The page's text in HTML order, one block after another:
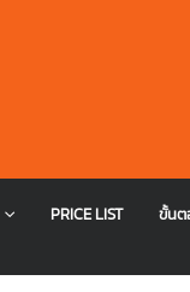
PRICE LIST ขั้นต